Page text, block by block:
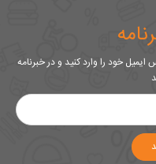
خود را وارد کنید و در خبرنامه